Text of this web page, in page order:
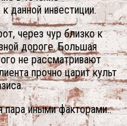
данной инвестиции.
через чур близко к
дороге. Большая
не рассматривают
прочно царит культ
пара иными факторами..